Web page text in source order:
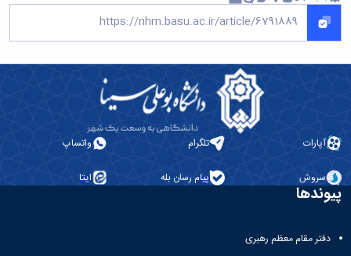
آپارات تلگرام واتساپ
سروش پیام رسان بله ایتا
پیوندها
دفتر مقام معظم رهبری